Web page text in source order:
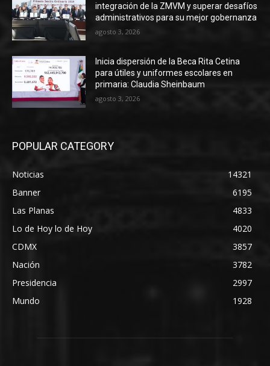
integración de la ZMVM y superar desafíos
administrativos para su mejor gobernanza
agosto 3, 2026
Inicia dispersión de la Beca Rita Cetina
para útiles y uniformes escolares en
primaria: Claudia Sheinbaum
agosto 3, 2026
POPULAR CATEGORY
Noticias
14321
Banner
6195
Las Planas
4833
Lo de Hoy lo de Hoy
4020
CDMX
3857
Nación
3782
Presidencia
2997
Mundo
1928